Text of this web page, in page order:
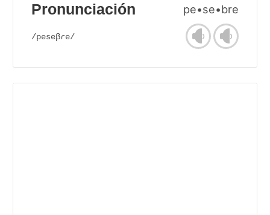
Pronunciación pe•se•bre
/peseβɾe/